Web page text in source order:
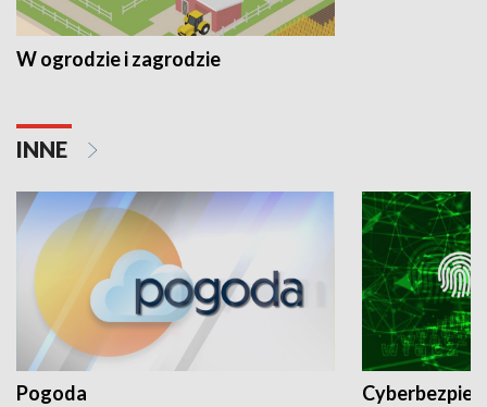
W ogrodzie i zagrodzie
INNE
Pogoda